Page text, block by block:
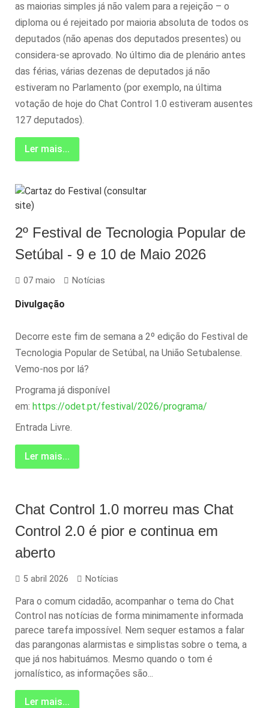
as maiorias simples já não valem para a rejeição – o
diploma ou é rejeitado por maioria absoluta de todos os
deputados (não apenas dos deputados presentes) ou
considera-se aprovado. No último dia de plenário antes
das férias, várias dezenas de deputados já não
estiveram no Parlamento (por exemplo, na última
votação de hoje do Chat Control 1.0 estiveram ausentes
127 deputados).
Ler mais...
2º Festival de Tecnologia Popular de
Setúbal - 9 e 10 de Maio 2026
07 maio Notícias
Divulgação
Decorre este fim de semana a 2º edição do Festival de
Tecnologia Popular de Setúbal, na União Setubalense.
Vemo-nos por lá?
Programa já disponível
em: https://odet.pt/festival/2026/programa/
Entrada Livre.
Ler mais...
Chat Control 1.0 morreu mas Chat
Control 2.0 é pior e continua em
aberto
5 abril 2026 Notícias
Para o comum cidadão, acompanhar o tema do Chat
Control nas notícias de forma minimamente informada
parece tarefa impossível. Nem sequer estamos a falar
das parangonas alarmistas e simplistas sobre o tema, a
que já nos habituámos. Mesmo quando o tom é
jornalístico, as informações são...
Ler mais...